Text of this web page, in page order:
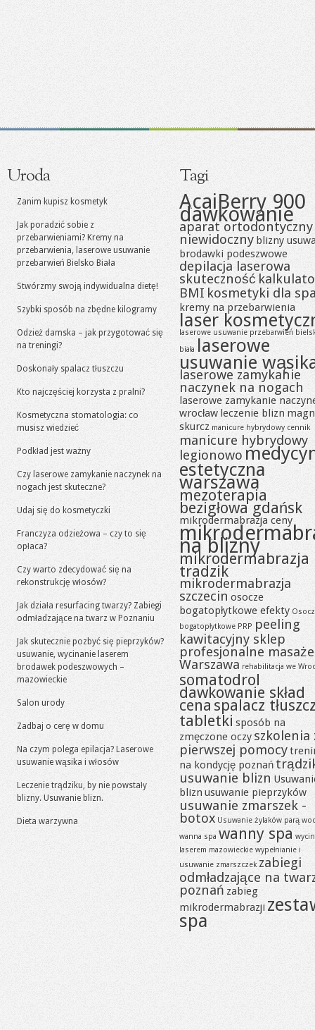
Uroda
Zanim kupisz kosmetyk
Jak poradzić sobie z
przebarwieniami? Kremy na
przebarwienia, laserowe usuwanie
przebarwień Bielsko Biała
Stwórzmy swoją indywidualna dietę!
Szybki sposób na zbędne kilogramy
Odzież damska – jak przygotować się
na treningi?
Doskonały spalacz tłuszczu
Kto najczęściej korzysta z pralni?
Kosmetyczna stomatologia: co
musisz wiedzieć
Podkład jest ważny
Czy laserowe zamykanie naczynek na
nogach jest skuteczne?
Udaj się do kosmetyczki
Franczyza odzieżowa – czy to się
opłaca?
Czy warto zdecydować się na
rekonstrukcję włosów?
Jak działa resurfacing twarzy? Zabiegi
odmładzające na twarz w Poznaniu
Jak skutecznie pozbyć się pieprzyków?
usuwanie, wycinanie laserem
brodawek podeszwowych –
mazowieckie
Salon urody
Zadbaj o cerę w domu
Na czym polega epilacja? Laserowe
usuwanie wąsika i włosów
Leczenie trądziku, by nie powstały
blizny. Usuwanie blizn.
Dieta warzywna
Tagi
AcaiBerry 900
dawkowanie
aparat ortodontyczny
niewidoczny blizny
brodawki podeszwowe
depilacja laserowa
skuteczność
BMI kosmetyki dla
kremy na przebarwienia
laser
laserowe usuwanie przebarwień
biała laserowe
usuwanie
laserowe zamykanie
naczynek na nogach
laserowe zamykanie
wrocław leczenie blizn
skurcz manicure hybrydowy cennik
manicure hybrydowy
legionowo
estetyczna
warszawa
mezoterapia
bezigłowa gdańsk
mikrodermabrazja ceny
na blizny
mikrodermabrazja
tradzik
mikrodermabrazja
szczecin osocze
bogatopłytkowe efekty
bogatopłytkowe PRP peeling
kawitacyjny sklep
profesjonalne masaże
Warszawa rehabilitacja we
somatodrol
dawkowanie skład
cena spalacz
tabletki sposób na
zmęczone oczy szkolenia
pierwszej pomocy
na kondycję poznań
usuwanie blizn
blizn usuwanie pieprzyków
usuwanie zmarszek -
botox Usuwanie żylaków parą
wanna spa wanny spa
laserem mazowieckie wypełnianie i
usuwanie zmarszczek zabiegi
odmładzające na
poznań zabieg
mikrodermabrazji
spa